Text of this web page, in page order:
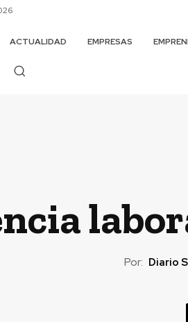
ACTUALIDAD EMPRESAS
Por: Diario